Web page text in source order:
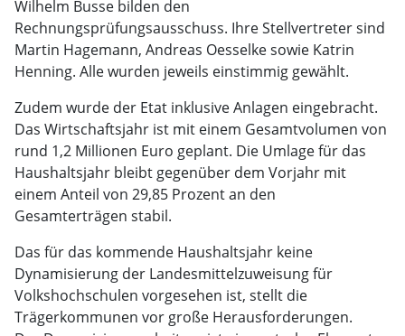
Wilhelm Busse bilden den
Rechnungsprüfungsausschuss. Ihre Stellvertreter sind
Martin Hagemann, Andreas Oesselke sowie Katrin
Henning. Alle wurden jeweils einstimmig gewählt.
Zudem wurde der Etat inklusive Anlagen eingebracht.
Das Wirtschaftsjahr ist mit einem Gesamtvolumen von
rund 1,2 Millionen Euro geplant. Die Umlage für das
Haushaltsjahr bleibt gegenüber dem Vorjahr mit
einem Anteil von 29,85 Prozent an den
Gesamterträgen stabil.
Das für das kommende Haushaltsjahr keine
Dynamisierung der Landesmittelzuweisung für
Volkshochschulen vorgesehen ist, stellt die
Trägerkommunen vor große Herausforderungen.